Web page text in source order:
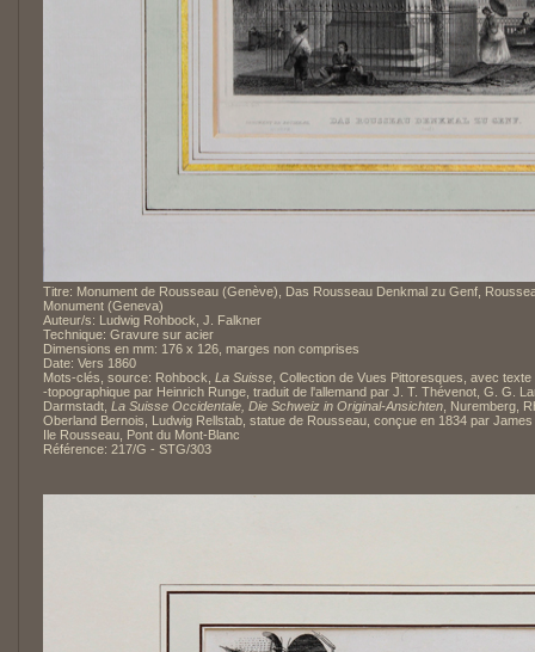
Titre: Monument de Rousseau (Genève), Das Rousseau Denkmal zu Genf,
Monument (Geneva)
Auteur/s: Ludwig Rohbock, J. Falkner
Technique: Gravure sur acier
Dimensions en mm: 176 x 126, marges non comprises
Date: Vers 1860
Mots-clés, source: Rohbock, La Suisse , Collection de Vues Pittoresques, avec
-topographique par Heinrich Runge, traduit de l'allemand par J. T. Thévenot, G. G.
Darmstadt, La Suisse Occidentale, Die Schweiz in Original-Ansichten , Nuremberg,
Oberland Bernois, Ludwig Rellstab, statue de Rousseau, conçue en 1834 par James
Ile Rousseau, Pont du Mont-Blanc
Référence: 217/G - STG/303